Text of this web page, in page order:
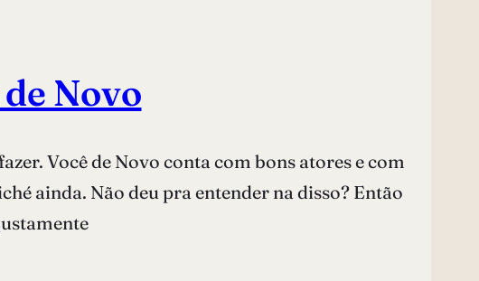
Novo
Você de Novo conta com bons atores e com
ainda. Não deu pra entender na disso? Então